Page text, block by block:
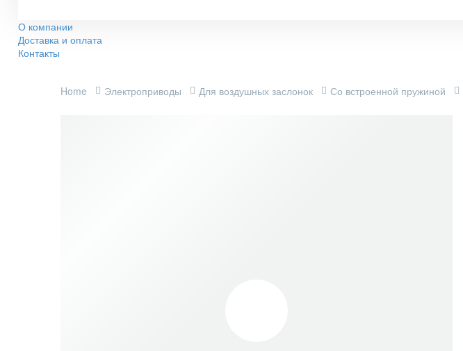
О компании
Доставка и оплата
Контакты
Home Электроприводы Для воздушных заслонок Со встроенной пружиной